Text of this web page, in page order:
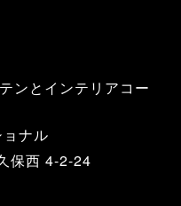
ンとインテリアコー
ナル
保西 4-2-24